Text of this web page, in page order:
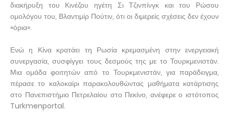
διακήρυξη του Κινέζου ηγέτη Σι Τζινπίνγκ και του Ρώσου
ομολόγου του, Βλαντιμίρ Πούτιν, ότι οι διμερείς σχέσεις δεν έχουν
«όρια».
Ενώ η Κίνα κρατάει τη Ρωσία κρεμασμένη στην ενεργειακή
συνεργασία, συσφίγγει τους δεσμούς της με το Τουρκμενιστάν.
Μια ομάδα φοιτητών από το Τουρκμενιστάν, για παράδειγμα,
πέρασε το καλοκαίρι παρακολουθώντας μαθήματα κατάρτισης
στο Πανεπιστήμιο Πετρελαίου στο Πεκίνο, ανέφερε ο ιστότοπος
Turkmenportal.